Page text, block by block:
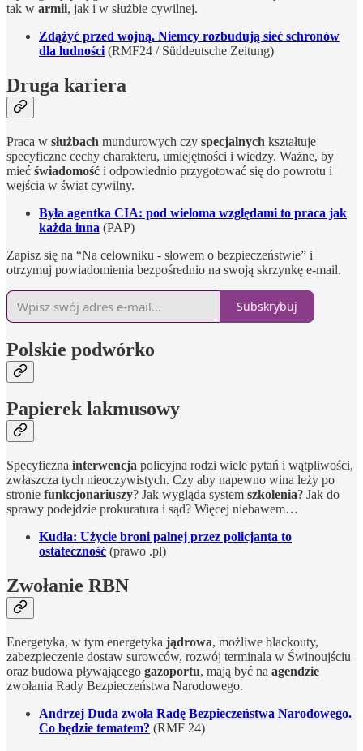
tak w armii, jak i w służbie cywilnej.
Zdążyć przed wojną. Niemcy rozbudują sieć schronów
dla ludności (RMF24 / Süddeutsche Zeitung)
Druga kariera
Praca w służbach mundurowych czy specjalnych kształtuje
specyficzne cechy charakteru, umiejętności i wiedzy. Ważne, by
mieć świadomość i odpowiednio przygotować się do powrotu i
wejścia w świat cywilny.
Była agentka CIA: pod wieloma względami to praca jak
każda inna (PAP)
Zapisz się na “Na celowniku - słowem o bezpieczeństwie” i
otrzymuj powiadomienia bezpośrednio na swoją skrzynkę e-mail.
Subskrybuj
Polskie podwórko
Papierek lakmusowy
Specyficzna interwencja policyjna rodzi wiele pytań i wątpliwości,
zwłaszcza tych nieoczywistych. Czy aby napewno wina leży po
stronie funkcjonariuszy? Jak wygląda system szkolenia? Jak do
sprawy podejdzie prokuratura i sąd? Więcej niebawem…
Kudła: Użycie broni palnej przez policjanta to
ostateczność (prawo .pl)
Zwołanie RBN
Energetyka, w tym energetyka jądrowa, możliwe blackouty,
zabezpieczenie dostaw surowców, rozwój terminala w Świnoujściu
oraz budowa pływającego gazoportu, mają być na agendzie
zwołania Rady Bezpieczeństwa Narodowego.
Andrzej Duda zwoła Radę Bezpieczeństwa Narodowego.
Co będzie tematem? (RMF 24)